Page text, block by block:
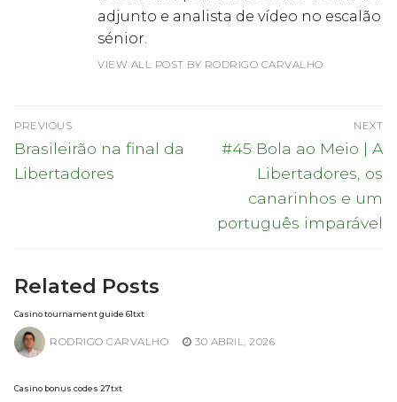
adjunto e analista de vídeo no escalão
sénior.
VIEW ALL POST BY RODRIGO CARVALHO
Navegação
de
artigos
PREVIOUS
Previous
post:
Brasileirão na final da
Libertadores
NEXT
Next
#45 Bola ao Meio | A
Libertadores, os
canarinhos e um
português imparável
Related Posts
Casino tournament guide 61txt
RODRIGO CARVALHO 30 ABRIL, 2026
Casino bonus codes 27txt